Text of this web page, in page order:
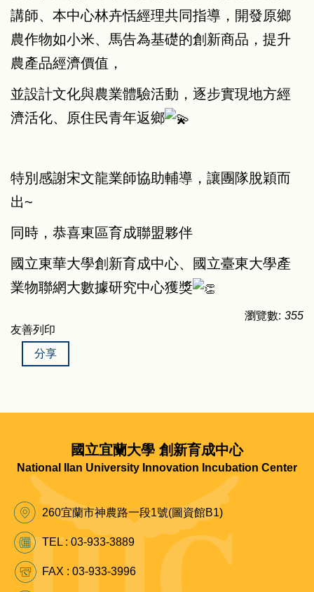
講師、本中心林卉恬經理共同指導，開發原鄉
農作物如小米、馬告為基礎的創新商品，提升
農產品經濟價值，
並設計文化與農業體驗活動，逐步實現地方經
濟活化、原住民青年返鄉
特別感謝宋文龍業師協助輔導，讓團隊脫穎而
出~
同時，恭喜東區育成聯盟夥伴
國立東華大學創新育成中心、國立臺東大學產
業物聯網大數據研究中心獲獎
瀏覽數: 355
友善列印
分享
國立宜蘭大學 創新育成中心
National Ilan University Innovation Incubation Center
260宜蘭市神農路一段1號(圖資館B1)
TEL : 03-933-3889
FAX : 03-933-3996